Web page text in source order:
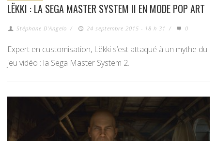
LËKKI : LA SEGA MASTER SYSTEM II EN MODE POP ART
Stéphane D'Angelo / 24 septembre 2015 - 18 h 31 / 0
Expert en customisation, Lëkki s’est attaqué à un mythe du
jeu vidéo : la Sega Master System 2.